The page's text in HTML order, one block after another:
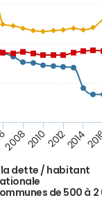
la dette / habitant
de 500 à
2008201020122014